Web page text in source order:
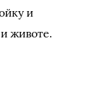
и
животе.